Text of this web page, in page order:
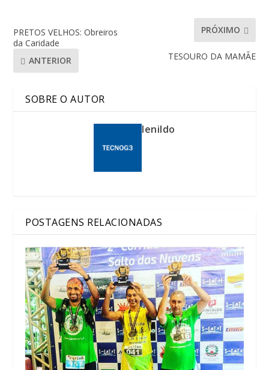
PRETOS VELHOS: Obreiros
da Caridade
ANTERIOR
PRÓXIMO
TESOURO DA MAMÃE
SOBRE O AUTOR
lenildo
POSTAGENS RELACIONADAS